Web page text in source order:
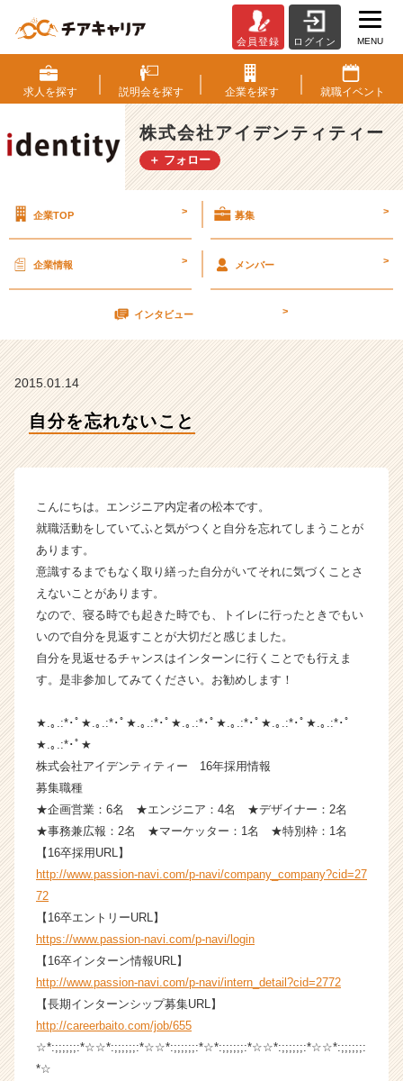
分
を
忘
れ
な
い
式
ア
イ
ィ
の
イ
ム
ン】
|
ベ
ン
チ
ャ
長
業
ら
ス
ト
届
く
就
活
イ
ト
チ
会員登録 ログイン MENU
求人を探す 説明会を探す 企業を探す 就職イベント
株式会社アイデンティティー
＋ フォロー
企業TOP > 募集 >
企業情報 > メンバー >
インタビュー >
2015.01.14
自分を忘れないこと
こんにちは。エンジニア内定者の松本です。
就職活動をしていてふと気がつくと自分を忘れてしまうことが
あります。
意識するまでもなく取り繕った自分がいてそれに気づくことさ
えないことがあります。
なので、寝る時でも起きた時でも、トイレに行ったときでもい
いので自分を見返すことが大切だと感じました。
自分を見返せるチャンスはインターンに行くことでも行えま
す。是非参加してみてください。お勧めします！
★.｡.:*･ﾟ★.｡.:*･ﾟ★.｡.:*･ﾟ★.｡.:*･ﾟ★.｡.:*･ﾟ★.｡.:*･ﾟ★.｡.:*･ﾟ
★.｡.:*･ﾟ★
株式会社アイデンティティー 16年採用情報
募集職種
★企画営業：6名 ★エンジニア：4名 ★デザイナー：2名
★事務兼広報：2名 ★マーケッター：1名 ★特別枠：1名
【16卒採用URL】
http://www.passion-navi.com/p-navi/company_company?cid=27
72
【16卒エントリーURL】
https://www.passion-navi.com/p-navi/login
【16卒インターン情報URL】
http://www.passion-navi.com/p-navi/intern_detail?cid=2772
【長期インターンシップ募集URL】
http://careerbaito.com/job/655
☆*:;;;;;;:*☆☆*:;;;;;;:*☆☆*:;;;;;;:*☆*:;;;;;;:*☆☆*:;;;;;;:*☆☆*:;;;;;;:
*☆